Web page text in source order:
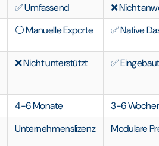
✅ Umfassend
❌ Nicht
⚪ Manuelle Exporte ✅ Native
❌ Nicht unterstützt ✅ Eingebaut
4-6 Monate
3-6
Unternehmenslizenz Modulare